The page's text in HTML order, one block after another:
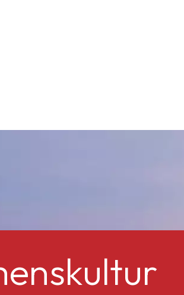
Beschichtungsfüllern.
sondern auch die Härte des
Lackbeständigkeit,
Scheuerfestigkeit und
Korrosionsbeständigkeit